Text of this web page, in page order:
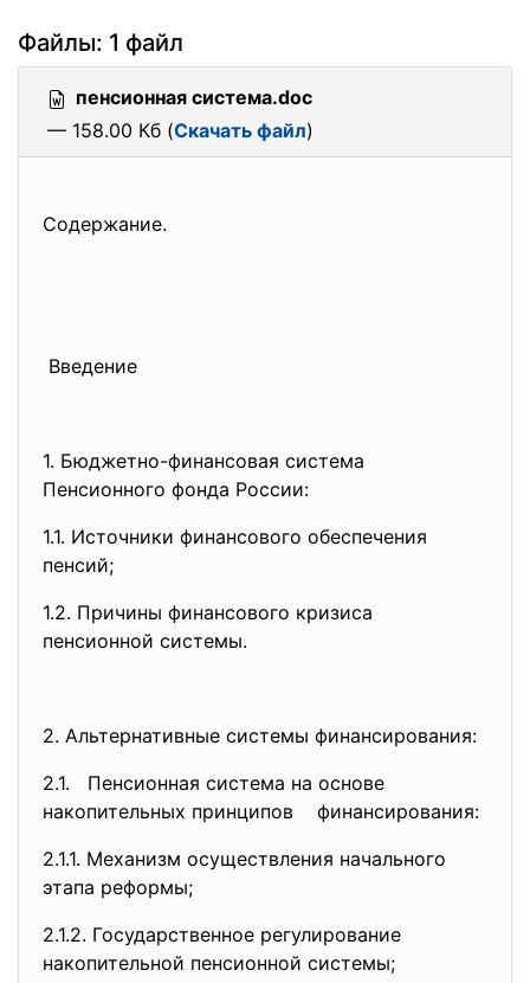
Файлы: 1 файл
пенсионная система.doc
— 158.00 Кб (Скачать файл)
Содержание.
Введение
1. Бюджетно-финансовая система
Пенсионного фонда России:
1.1. Источники финансового обеспечения
пенсий;
1.2. Причины финансового кризиса
пенсионной системы.
2. Альтернативные системы финансирования:
2.1. Пенсионная система на основе
накопительных принципов финансирования:
2.1.1. Механизм осуществления начального
этапа реформы;
2.1.2. Государственное регулирование
накопительной пенсионной системы;